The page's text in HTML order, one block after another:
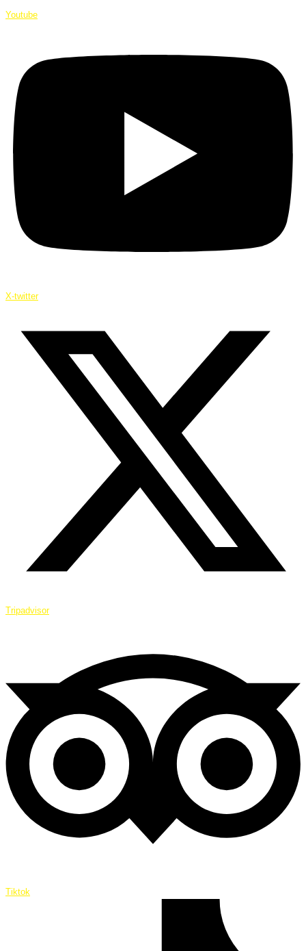
Youtube
X-twitter
Tripadvisor
Tiktok